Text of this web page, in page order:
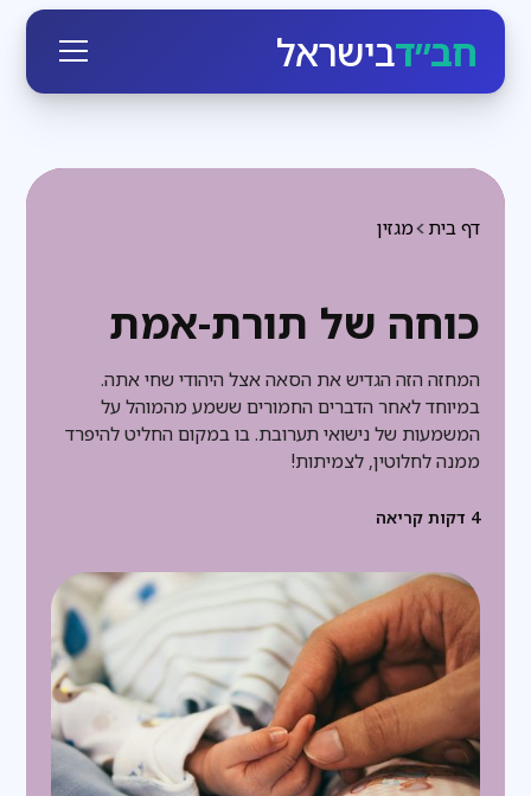
חב״דבישראל
מגזין דף בית
כוחה של תורת-אמת
המחזה הזה הגדיש את הסאה אצל היהודי שחי אתה.
במיוחד לאחר הדברים החמורים ששמע מהמוהל על
המשמעות של נישואי תערובת. בו במקום החליט להיפרד
ממנה לחלוטין, לצמיתות!
4 דקות קריאה